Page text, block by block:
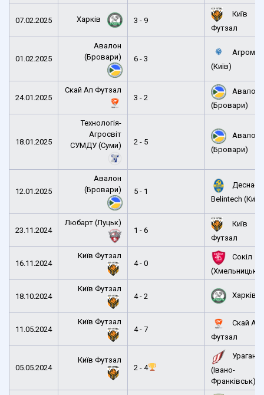
07.02.2025 Харків 3 - 9
Київ
Футзал
01.02.2025
Авалон
(Бровари)
6 - 3
Агромат
(Київ)
24.01.2025
Скай Ап Футзал
3 - 2
Авалон
(Бровари)
18.01.2025
Технологія-
Агросвіт
СУМДУ (Суми)
2 - 5
Авалон
(Бровари)
12.01.2025
Авалон
(Бровари)
5 - 1
Десна-
Belintech (Київ)
23.11.2024
Любарт (Луцьк)
1 - 6
Київ
Футзал
16.11.2024
Київ Футзал
4 - 0
Сокіл
18.10.2024
Київ Футзал
4 - 2
Харків
11.05.2024
Київ Футзал
4 - 7
Скай Ап
Футзал
05.05.2024
Київ Футзал
2 - 4
Ураган
(Івано-
Франківськ)